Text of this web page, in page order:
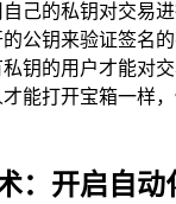
己的私钥对交易
公钥来验证签名
钥的用户才能对
能打开宝箱一样
：开启自动